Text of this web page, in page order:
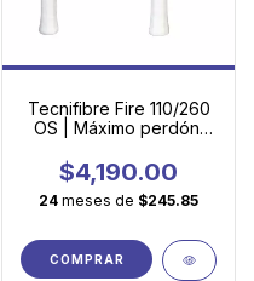
Tecnifibre Fire 110/260
OS | Máximo perdón,
maniobrabilidad
$4,190.00
24 meses de $245.85
COMPRAR